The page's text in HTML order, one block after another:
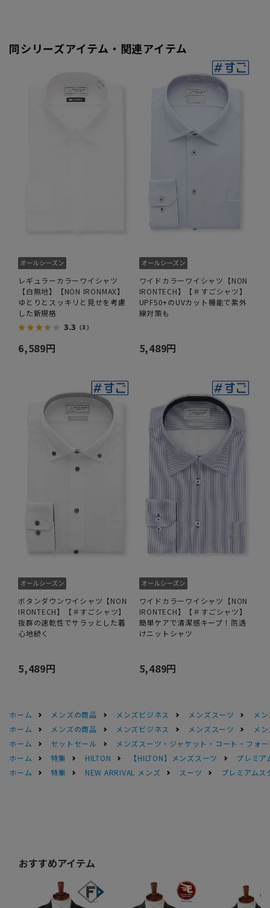
同シリーズアイテム・関連アイテム
レギュラーカラーワイシャツ
【白無地】【NON IRONMAX】
ゆとりとスッキリと見せを考慮
した新規格
3.3 （3）
6,589円
ワイドカラーワイシャツ【NON
IRONTECH】【＃すごシャツ】
UPF50+のUVカット機能で紫外
線対策も
5,489円
ボタンダウンワイシャツ【NON
IRONTECH】【＃すごシャツ】
抜群の速乾性でサラッとした着
心地続く
5,489円
ワイドカラーワイシャツ【NON
IRONTECH】【＃すごシャツ】
簡単ケアで清潔感キープ！防透
けニットシャツ
5,489円
ホーム メンズの商品 メンズビジネス メンズスーツ
メ
ホーム
メンズの商品 メンズビジネス メンズスーツ
メ
ホーム
セットセール
メンズスーツ・ジャケット・コート・フォ
ホーム
特集 HILTON 【HILTON】メンズスーツ
プレミア
ホーム
特集 NEW ARRIVAL メンズ スーツ プレミアムス